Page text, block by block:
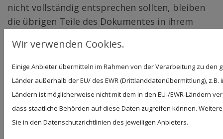
nicht vollständig entsprechen sollten, bleiben
die übrigen Teile des Dokumentes in ihrem
Hinweis zur Barrierefreiheit
Wir bemühen uns, unsere digitalen Inhalte
barrierefrei im Sinne des BFSG sowie der
Barrierefreie-Informationstechnik-Verordnung
(BITV) anzubieten. Sollten Sie dennoch auf
Barrieren stoßen, wenden Sie sich bitte an
Wir verwenden Cookies.
Einige Anbieter übermitteln im Rahmen von der Verarbeitung zu den
Länder außerhalb der EU/ des EWR (Drittlanddatenübermittlung),
Ländern ist möglicherweise nicht mit dem in den EU-/EWR-Ländern
dass staatliche Behörden auf diese Daten zugreifen können.
Sie in den Datenschutzrichtlinien des jeweiligen Anbieters.